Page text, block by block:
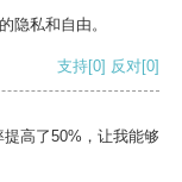
隐私和自由。
支持[0] 反对[0]
高了50%，让我能够